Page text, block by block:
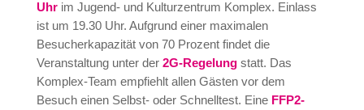
Uhr im Jugend- und Kulturzentrum Komplex. Einlass
ist um 19.30 Uhr. Aufgrund einer maximalen
Besucherkapazität von 70 Prozent findet die
Veranstaltung unter der 2G-Regelungstatt. Das
Komplex-Team empfiehlt allen Gästen vor dem
Besuch einen Selbst- oder Schnelltest. Eine FFP2-